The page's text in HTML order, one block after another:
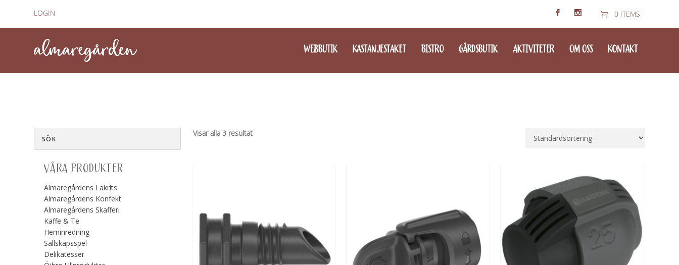
LOGIN 0 ITEMS
WEBBUTIK KASTANJESTAKET BISTRO GÅRDSBUTIK AKTIVITETER OM OSS KONTAKT
Visar alla 3 resultat
VÅRA PRODUKTER
Almaregårdens Lakrits
Almaregårdens Konfekt
Almaregårdens Skafferi
Kaffe & Te
Heminredning
Sällskapsspel
Delikatesser